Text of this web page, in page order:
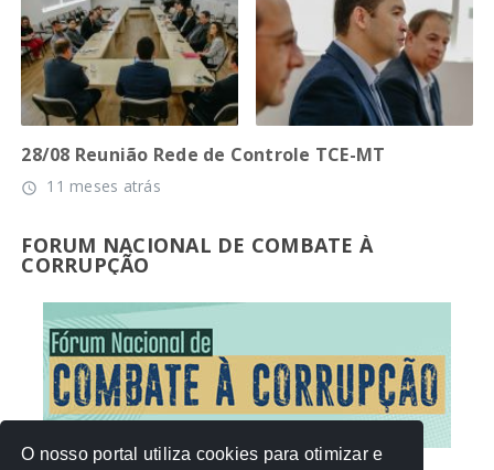
28/08 Reunião Rede de Controle TCE-MT
access_time 11 meses atrás
FORUM NACIONAL DE COMBATE À
CORRUPÇÃO
O nosso portal utiliza cookies para otimizar e